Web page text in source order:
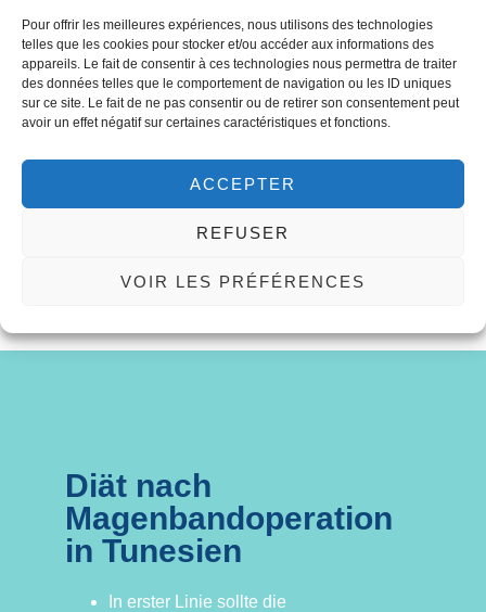
Pour offrir les meilleures expériences, nous utilisons des technologies
telles que les cookies pour stocker et/ou accéder aux informations des
appareils. Le fait de consentir à ces technologies nous permettra de traiter
des données telles que le comportement de navigation ou les ID uniques
sur ce site. Le fait de ne pas consentir ou de retirer son consentement peut
avoir un effet négatif sur certaines caractéristiques et fonctions.
ACCEPTER
REFUSER
VOIR LES PRÉFÉRENCES
Genesung dauert in der Regel 2 bis 3
Wochen.
In den ersten 2 Wochen wird eine weiche,
gemischte Kost empfohlen. Die Kauartikel
aber nicht ohne Vorsichtsmaßnahmen.
Band verschoben wird, wenn es noch nicht
Diät nach
Magenbandoperation
in Tunesien
In erster Linie sollte die